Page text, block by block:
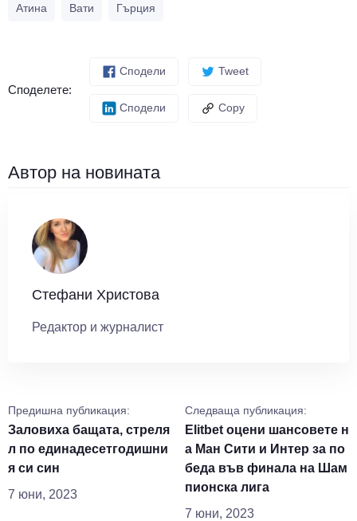
Атина Вати Гърция
Споделете:
Сподели Tweet
Сподели Copy
Автор на новината
Стефани Христова
Редактор и журналист
Предишна публикация:
Заловиха бащата, стреля
л по единадесетгодишни
я си син
7 юни, 2023
Следваща публикация:
Elitbet оцени шансовете н
а Ман Сити и Интер за по
беда във финала на Шам
пионска лига
7 юни, 2023